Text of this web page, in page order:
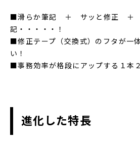
■滑らか筆記 ＋ サッと修正 ＋
記・・・・・！
■修正テープ（交換式）のフタが一
い！
■事務効率が格段にアップする１本
進化した特長